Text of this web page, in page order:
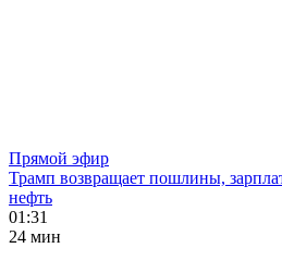
Прямой эфир
Трамп возвращает пошлины,
нефть
01:31
24 мин